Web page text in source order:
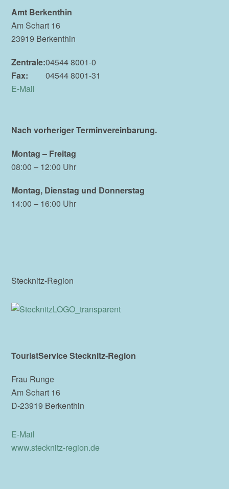
Amt Berkenthin
Am Schart 16
23919 Berkenthin
Zentrale:04544 8001-0
Fax:
04544 8001-31
E-Mail
Nach vorheriger Terminvereinbarung.
Montag – Freitag
08:00 – 12:00 Uhr
Montag, Dienstag und Donnerstag
14:00 – 16:00 Uhr
Stecknitz-Region
TouristService Stecknitz-Region
Frau Runge
Am Schart 16
D-23919 Berkenthin
E-Mail
www.stecknitz-region.de